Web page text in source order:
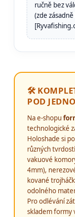
ručně bez
(zde
🛠️
POD
Na e-shopu
technologické
Holoshade si
různých
vakuové
4mm),
kované
odolného
Pro odlévání
skladem formy